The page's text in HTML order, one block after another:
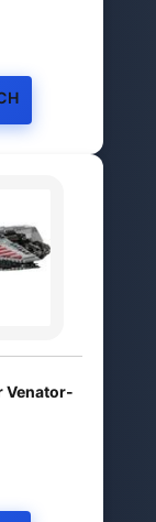
Venator-